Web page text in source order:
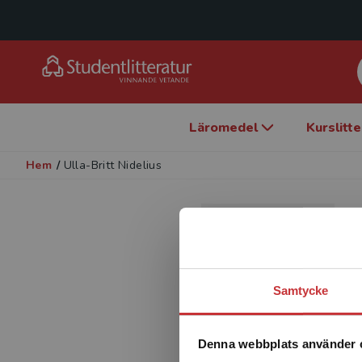
Samtycke
Denna webbplats använder
Läromedel
Hem / Ulla-Britt Nidelius